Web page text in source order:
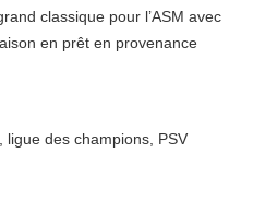
classique pour l’ASM avec
en prêt en provenance
ligue des champions PSV